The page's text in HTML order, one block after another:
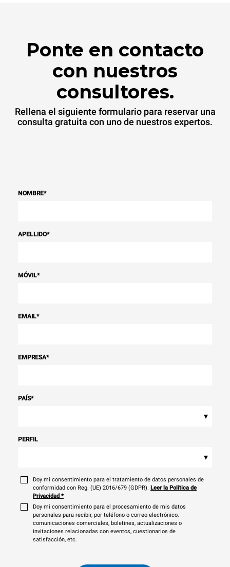
Ponte en contacto
con nuestros
consultores.
Rellena el siguiente formulario para reservar una
consulta gratuita con uno de nuestros expertos.
NOMBRE*
APELLIDO*
MÓVIL*
EMAIL*
EMPRESA*
PAÍS*
▾
PERFIL
▾
Doy mi consentimiento para el tratamiento de datos personales de
conformidad con Reg. (UE) 2016/679 (GDPR). Leer la Política de
Privacidad *
Doy mi consentimiento para el procesamiento de mis datos
personales para recibir, por teléfono o correo electrónico,
comunicaciones comerciales, boletines, actualizaciones o
invitaciones relacionadas con eventos, cuestionarios de
satisfacción, etc.